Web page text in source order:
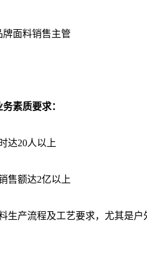
素质要求：
达20人以上
售额达2亿以上
生产流程及工艺要求，尤其是